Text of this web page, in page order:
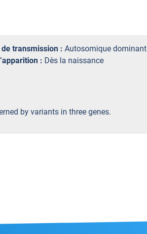
transmission : Autosomique dominant
: Dès la naissance
by variants in three genes.